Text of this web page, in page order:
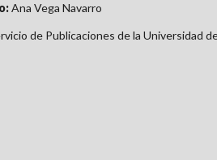
Ana Vega Navarro
de Publicaciones de la Universidad